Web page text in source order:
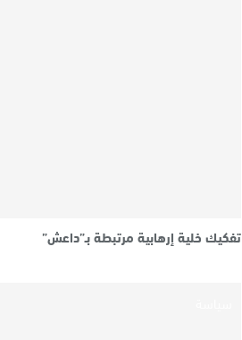
تفكيك خلية إرهابية مرتبطة بـ”داعش”